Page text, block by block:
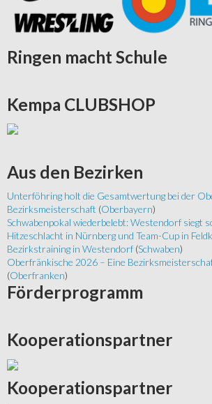
Ringen macht Schule
Kempa CLUBSHOP
Aus den Bezirken
Unterföhring holt die Gesamtwertung bei der
Bezirksmeisterschaft (Oberbayern)
Schwabenpokal wiederbelebt: Westendorf siegt
Hitzeschlacht in Nürnberg und Team-Cup in
Bezirkstraining in Westendorf (Schwaben)
Oberfränkische 2026 – Eine
(Oberfranken)
Förderprogramm
Kooperationspartner
Kooperationspartner